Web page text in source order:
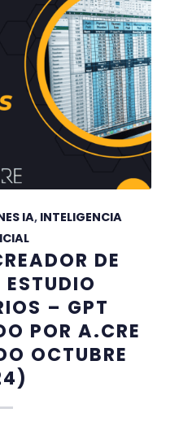
IA, INTELIGENCIA
DE
– GPT
POR A.CRE
OCTUBRE